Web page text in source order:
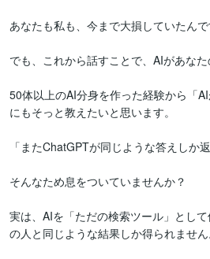
あなたも私も、今まで大損していたんで
でも、これから話すことで、AIがあなた
50体以上のAI分身を作った経験から「
にもそっと教えたいと思います。
「またChatGPTが同じような答えしか
そんなため息をついていませんか？
実は、AIを「ただの検索ツール」とし
の人と同じような結果しか得られません